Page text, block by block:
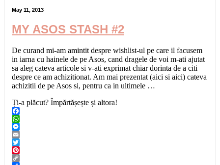
May 11, 2013
MY ASOS STASH #2
De curand mi-am amintit despre wishlist-ul pe care il facusem
in iarna cu hainele de pe Asos, cand dragele de voi m-ati ajutat
sa aleg cateva articole si v-ati exprimat chiar dorinta de a citi
despre ce am achizitionat. Am mai prezentat (aici si aici) cateva
achizitii de pe Asos si, pentru ca in ultimele …
Ți-a plăcut? Împărtășește și altora!
Facebook
WhatsApp
Messenger
Email
Twitter
Pinterest